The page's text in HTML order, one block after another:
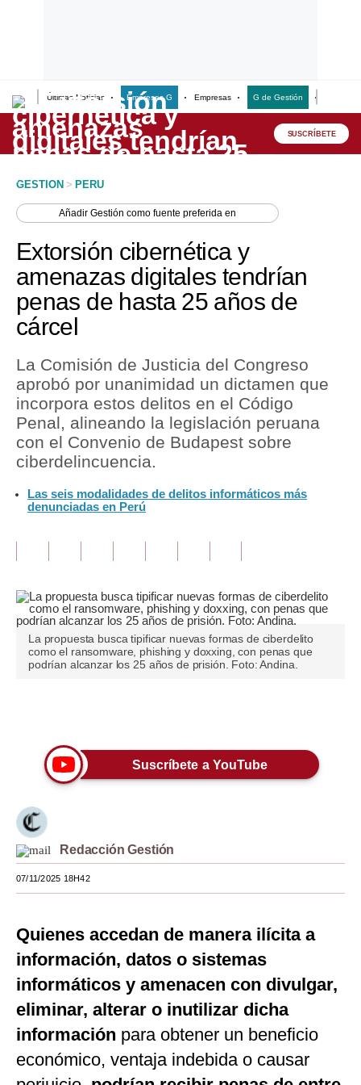
Últimas Noticias Empresas G Empresas G de Gestión
Lo último
Peru Quiosco
Economía
Mercados
Perú
Política
Tu Dinero
Finanzas Personales
Inmobiliarias
Plus G
Blogs
Tendencias
Moda
Estilos
Mundo
EEUU
México
Internacional
Club del Suscriptor
Mix
G de Gestión
SUSCRÍBETE
GESTION > PERU
AñadirGestión como fuente preferida en
Extorsión cibernética y
amenazas digitales tendrían
penas de hasta 25 años de
cárcel
La Comisión de Justicia del Congreso
aprobó por unanimidad un dictamen que
incorpora estos delitos en el Código
Penal, alineando la legislación peruana
con el Convenio de Budapest sobre
ciberdelincuencia.
Las seis modalidades de delitos informáticos más
denunciadas en Perú
La propuesta busca tipificar nuevas formas de ciberdelito
como el ransomware, phishing y doxxing, con penas que
podrían alcanzar los 25 años de prisión. Foto: Andina.
Suscríbete a YouTube
Redacción Gestión
07/11/2025 18H42
Quienes accedan de manera ilícita a
información, datos o sistemas
informáticos y amenacen con divulgar,
eliminar, alterar o inutilizar dicha
información para obtener un beneficio
económico, ventaja indebida o causar